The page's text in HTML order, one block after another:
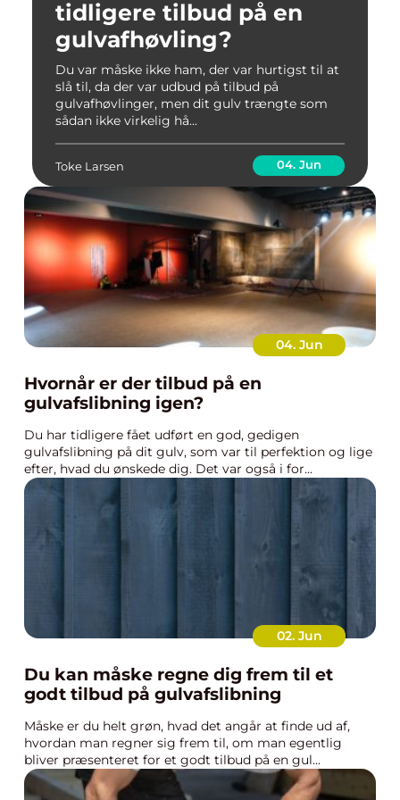
tidligere tilbud på en
gulvafhøvling?
Du var måske ikke ham, der var hurtigst til at
slå til, da der var udbud på tilbud på
gulvafhøvlinger, men dit gulv trængte som
sådan ikke virkelig hå...
Toke Larsen 04. Jun
04. Jun
Hvornår er der tilbud på en
gulvafslibning igen?
Du har tidligere fået udført en god, gedigen
gulvafslibning på dit gulv, som var til perfektion og lige
efter, hvad du ønskede dig. Det var også i for...
02. Jun
Du kan måske regne dig frem til et
godt tilbud på gulvafslibning
Måske er du helt grøn, hvad det angår at finde ud af,
hvordan man regner sig frem til, om man egentlig
bliver præsenteret for et godt tilbud på en gul...